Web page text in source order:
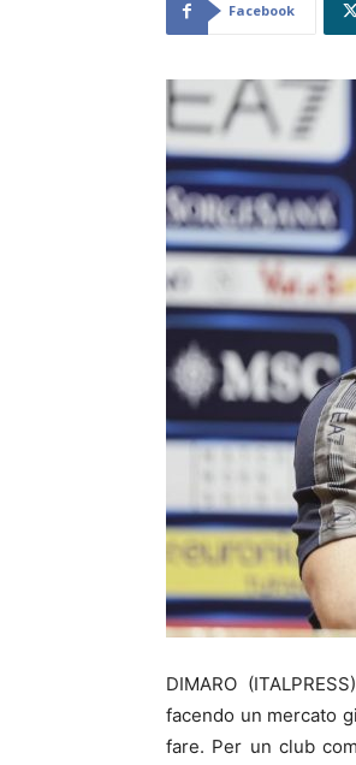
Facebook
DIMARO
facendo un mercato
fare. Per un club